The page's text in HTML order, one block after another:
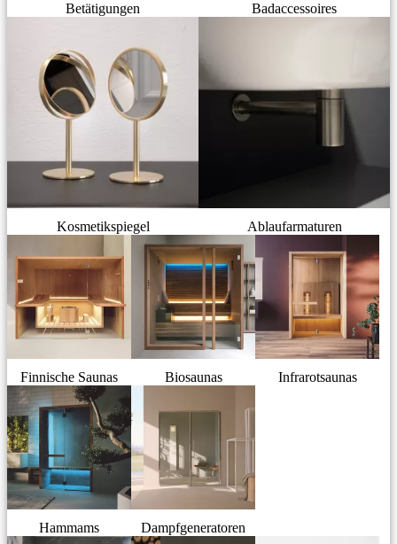
Betätigungen Badaccessoires
Kosmetikspiegel Ablaufarmaturen
Finnische Saunas Biosaunas Infrarotsaunas
Hammams Dampfgeneratoren